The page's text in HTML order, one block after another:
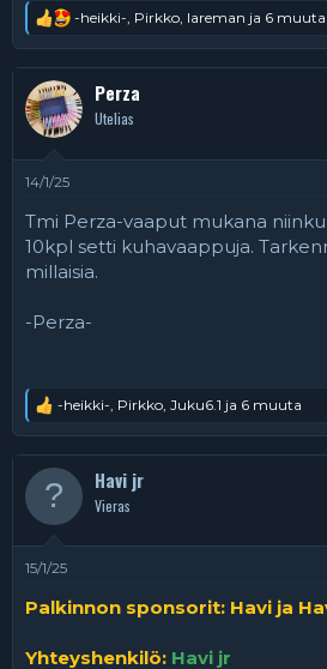
R
a
k
t
i
o
t
:
-heikki-, Pirkko, lareman ja 6 muuta
Perza
Utelias
14/1/25
Tmi Perza-vaaput mukana
10kpl setti kuhavaappuja.
millaisia.
-Perza-
R
a
k
o
t
:
-heikki- Pirkko Juku6.1 ja 6 muuta
Havi jr
Vieras
15/1/25
Palkinnon sponsorit: Havi ja
Yhteyshenkilö: Havi jr